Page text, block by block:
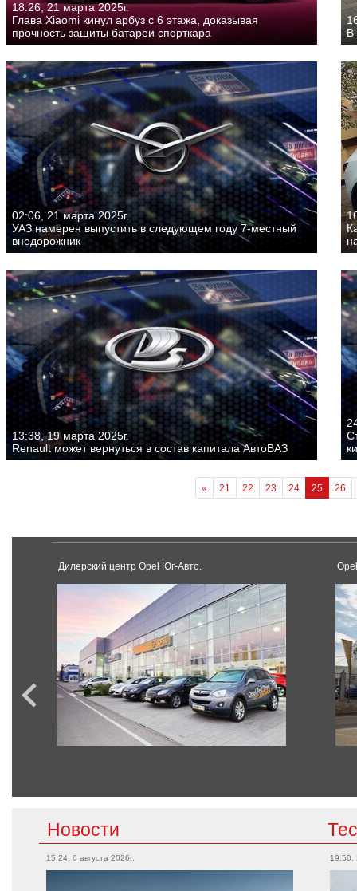
18:26, 21 марта 2025г.
Глава Xiaomi кинул арбуз с 6 этажа, доказывая
прочность защиты батареи спорткара
В
02:06, 21 марта 2025г.
УАЗ намерен выпустить в следующем году 7-местный
внедорожник
13:38, 19 марта 2025г.
Renault может вернуться в состав капитала АвтоВАЗ
« 21 22 23 24 25 26
Дилерский центр Opel Юг-Авто.
Новости
15:24, 6 августа 2026г. 19:50,